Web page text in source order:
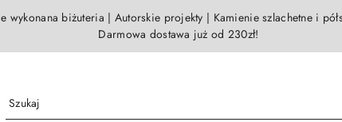
wykonana biżuteria | Autorskie projekty | Kamienie szlachetne i
Darmowa dostawa już od 230zł!